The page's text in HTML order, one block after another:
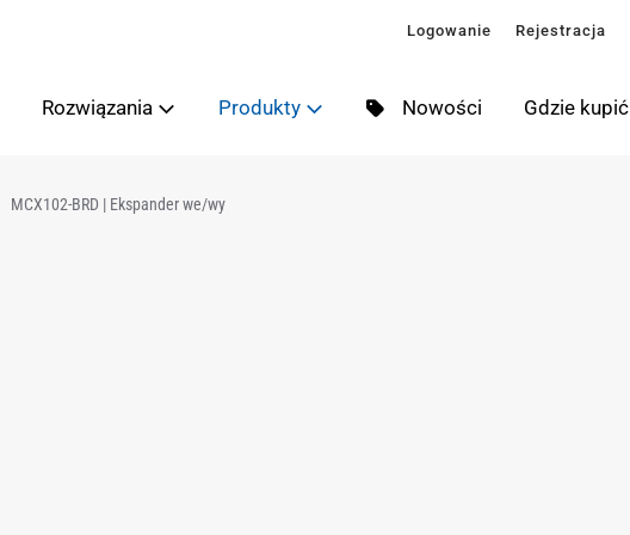
Logowanie Rejestracja
Rozwiązania Produkty Nowości Gdzie kupić
MCX102-BRD | Ekspander we/wy